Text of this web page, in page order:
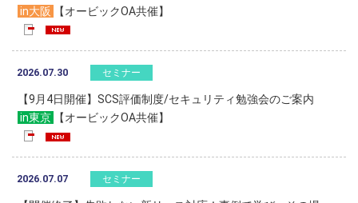
in大阪
【オービックOA共催】
2026.07.30 セミナー
【9月4日開催】SCS評価制度/セキュリティ勉強会のご案内
in東京
【オービックOA共催】
2026.07.07 セミナー